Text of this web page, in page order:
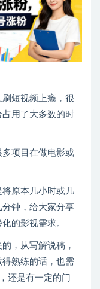
短视频上瘾，很
用了大多数的时
项目在做电影或
原本几小时或几
钟，给大家分享
的影视需求。
，从写解说稿，
熟练的话，也需
还是有一定的门